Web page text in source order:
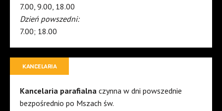
7.00, 9.00, 18.00
Dzień powszedni:
7.00; 18.00
KANCELARIA
Kancelaria parafialna czynna w dni powszednie
bezpośrednio po Mszach św.